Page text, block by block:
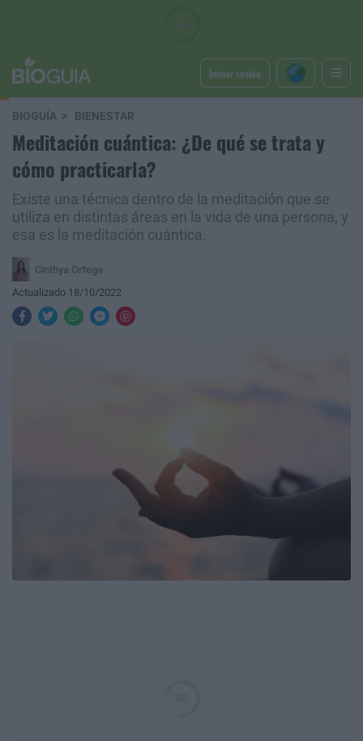
Iniciar sesión
BIOGUÍA BIENESTAR
Meditación cuántica: ¿De qué se trata y
cómo practicarla?
Existe una técnica dentro de la meditación que se
utiliza en distintas áreas en la vida de una persona, y
esa es la meditación cuántica.
Cinthya Ortega
Actualizado 18/10/2022